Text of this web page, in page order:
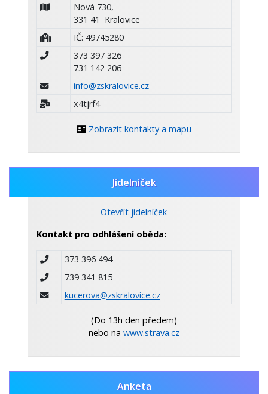
Nová 730,
331 41 Kralovice
IČ: 49745280
373 397 326
731 142 206
info@zskralovice.cz
x4tjrf4
Zobrazit kontakty a mapu
Jídelníček
Otevřít jídelníček
Kontakt pro odhlášení oběda:
373 396 494
739 341 815
kucerova@zskralovice.cz
(Do 13h den předem)
nebo na www.strava.cz
Anketa